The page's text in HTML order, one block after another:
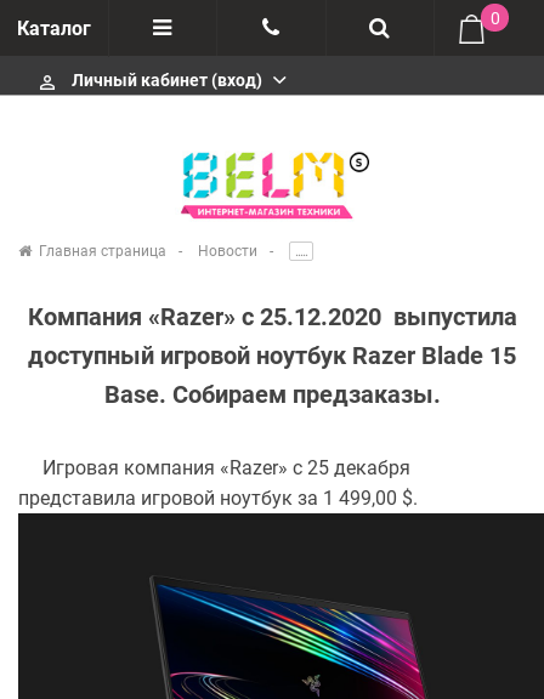
Каталог
Отзывы
Производители
+74952666992
infobelms.ru@yandex.ru
0
perm_identity Личный кабинет (вход)
Главная страница Новости .....
Компания «Razer» с 25.12.2020 выпустила
доступный игровой ноутбук Razer Blade 15
Base. Собираем предзаказы.
Игровая компания «Razer» с 25 декабря
представила игровой ноутбук за 1 499,00 $.